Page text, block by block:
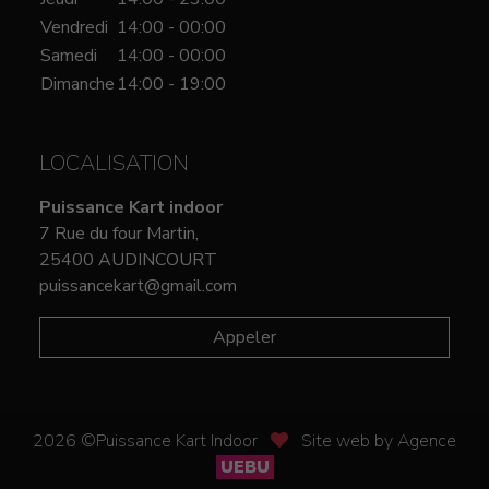
Vendredi 14:00 - 00:00
Samedi
14:00 - 00:00
Dimanche 14:00 - 19:00
LOCALISATION
Puissance Kart indoor
7 Rue du four Martin,
25400 AUDINCOURT
puissancekart@gmail.com
Appeler
2026 ©Puissance Kart Indoor
Site web by Agence
UEBU